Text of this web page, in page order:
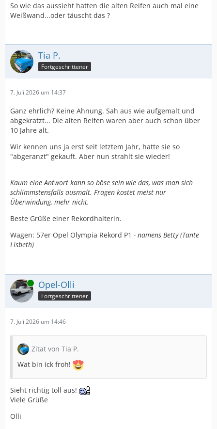
So wie das aussieht hatten die alten Reifen auch mal eine
Weißwand...oder täuscht das ?
Tia P.
Fortgeschrittener
7. Juli 2026 um 14:37
Ganz ehrlich? Keine Ahnung. Sah aus wie aufgemalt und
abgekratzt... Die alten Reifen waren aber auch schon über
10 Jahre alt.
Wir kennen uns ja erst seit letztem Jahr, hatte sie so
"abgeranzt" gekauft. Aber nun strahlt sie wieder!
-
Kaum eine Antwort kann so böse sein wie das, was man sich
schlimmstensfalls ausmalt. Fragen kostet meist nur
Überwindung, mehr nicht.
Beste Grüße einer Rekordhalterin.
Wagen: 57er Opel Olympia Rekord P1 - namens Betty (Tante
Lisbeth)
Online Opel-Olli
Fortgeschrittener
7. Juli 2026 um 14:46
Zitat von Tia P.
Wat bin ick froh!
Sieht richtig toll aus!
Viele Grüße
Olli